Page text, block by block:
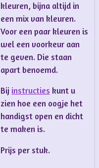
kleuren, bijna altijd in
een mix van kleuren.
Voor een paar kleuren is
wel een voorkeur aan
te geven. Die staan
apart benoemd.
Bij instructies kunt u
zien hoe een oogje het
handigst open en dicht
te maken is.
Prijs per stuk.